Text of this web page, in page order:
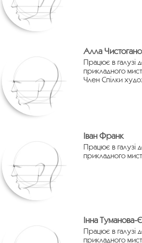
Алла
Працює в галузі
прикладного
Член Спілки
Іван Франк
Працює в галузі
прикладного
Інна
Працює в галузі
прикладного